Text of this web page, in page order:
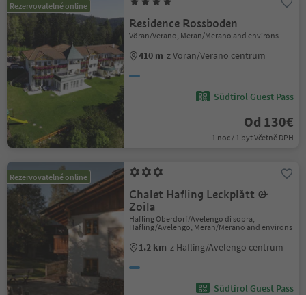
Rezervovatelné online
Residence Rossboden
Vöran/Verano, Meran/Merano and environs
410 m z Vöran/Verano centrum
Südtirol Guest Pass
Od 130€
1 noc / 1 byt Včetně DPH
Rezervovatelné online
Chalet Hafling Leckplått &
Zoila
Hafling Oberdorf/Avelengo di sopra,
Hafling/Avelengo, Meran/Merano and environs
1.2 km z Hafling/Avelengo centrum
Südtirol Guest Pass